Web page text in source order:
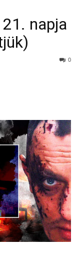
napja
0